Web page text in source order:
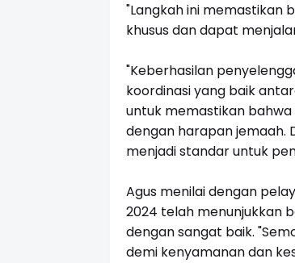
"Langkah ini
khusus dan dapat
"Keberhasilan
koordinasi yang baik
untuk memastikan
dengan harapan jemaah.
menjadi standar untuk
Agus menilai dengan
2024 telah menunjukkan
dengan sangat baik.
demi kenyamanan dan